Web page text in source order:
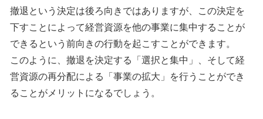
撤退という決定は後ろ向きではありますが、この決定を
下すことによって経営資源を他の事業に集中することが
できるという前向きの行動を起こすことができます。
このように、撤退を決定する「選択と集中」、そして経
営資源の再分配による「事業の拡大」を行うことができ
ることがメリットになるでしょう。